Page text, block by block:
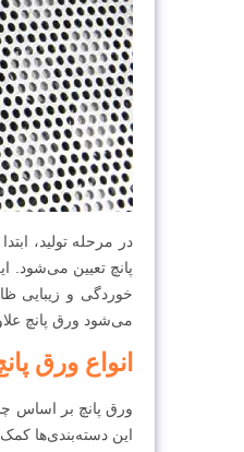
در مرحله تولید،
پانچ تعیین می‌شود.
خوردگی و زیبایی
می‌شود ورق پانچ
انواع ورق
ورق پانچ بر اساس
این دسته‌بندی‌ها